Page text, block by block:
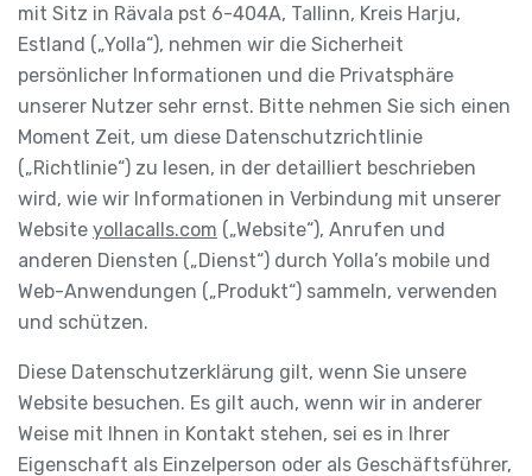
mit Sitz in Rävala pst 6-404A, Tallinn, Kreis Harju,
Estland („Yolla“), nehmen wir die Sicherheit
persönlicher Informationen und die Privatsphäre
unserer Nutzer sehr ernst. Bitte nehmen Sie sich einen
Moment Zeit, um diese Datenschutzrichtlinie
(„Richtlinie“) zu lesen, in der detailliert beschrieben
wird, wie wir Informationen in Verbindung mit unserer
Website yollacalls.com („Website“), Anrufen und
anderen Diensten („Dienst“) durch Yolla’s mobile und
Web-Anwendungen („Produkt“) sammeln, verwenden
und schützen.
Diese Datenschutzerklärung gilt, wenn Sie unsere
Website besuchen. Es gilt auch, wenn wir in anderer
Weise mit Ihnen in Kontakt stehen, sei es in Ihrer
Eigenschaft als Einzelperson oder als Geschäftsführer,